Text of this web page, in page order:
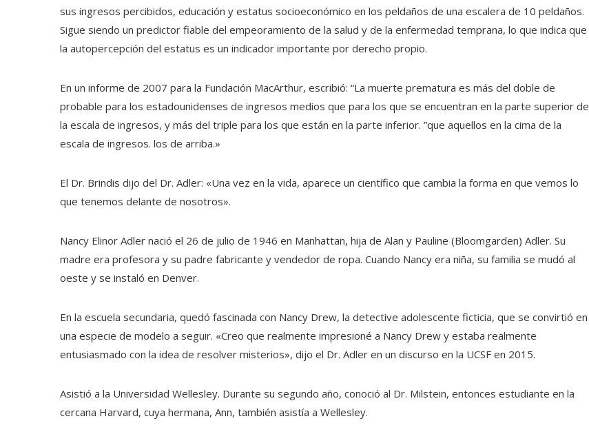
sus ingresos percibidos, educación y estatus socioeconómico en los peldaños de una escalera de 10 peldaños.
Sigue siendo un predictor fiable del empeoramiento de la salud y de la enfermedad temprana, lo que indica que
la autopercepción del estatus es un indicador importante por derecho propio.
En un informe de 2007 para la Fundación MacArthur, escribió: “La muerte prematura es más del doble de
probable para los estadounidenses de ingresos medios que para los que se encuentran en la parte superior de
la escala de ingresos, y más del triple para los que están en la parte inferior. ”que aquellos en la cima de la
escala de ingresos. los de arriba.»
El Dr. Brindis dijo del Dr. Adler: «Una vez en la vida, aparece un científico que cambia la forma en que vemos lo
que tenemos delante de nosotros».
Nancy Elinor Adler nació el 26 de julio de 1946 en Manhattan, hija de Alan y Pauline (Bloomgarden) Adler. Su
madre era profesora y su padre fabricante y vendedor de ropa. Cuando Nancy era niña, su familia se mudó al
oeste y se instaló en Denver.
En la escuela secundaria, quedó fascinada con Nancy Drew, la detective adolescente ficticia, que se convirtió en
una especie de modelo a seguir. «Creo que realmente impresioné a Nancy Drew y estaba realmente
entusiasmado con la idea de resolver misterios», dijo el Dr. Adler en un discurso en la UCSF en 2015.
Asistió a la Universidad Wellesley. Durante su segundo año, conoció al Dr. Milstein, entonces estudiante en la
cercana Harvard, cuya hermana, Ann, también asistía a Wellesley.